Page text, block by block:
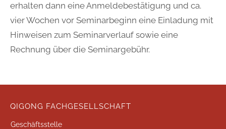
erhalten dann eine Anmeldebestätigung und ca.
vier Wochen vor Seminarbeginn eine Einladung mit
Hinweisen zum Seminarverlauf sowie eine
Rechnung über die Seminargebühr.
QIGONG FACHGESELLSCHAFT
Geschäftsstelle